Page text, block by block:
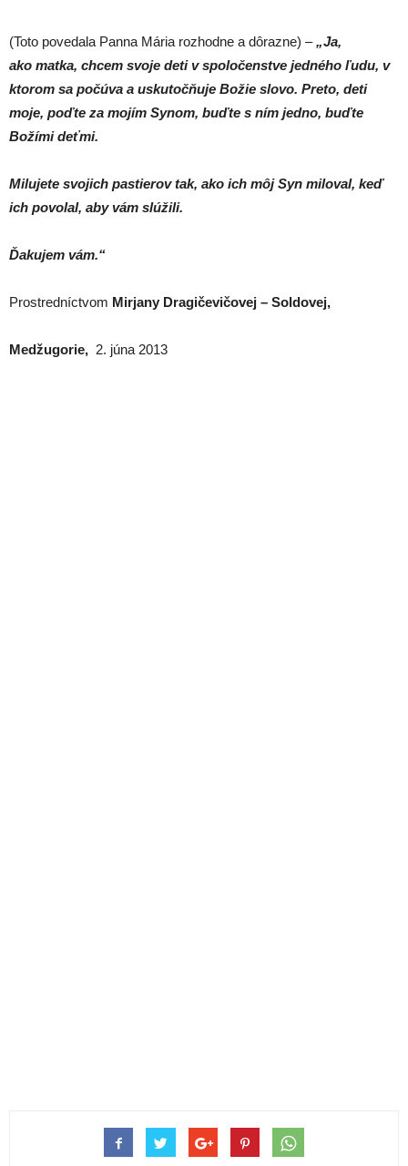
(Toto povedala Panna Mária rozhodne a dôrazne) –„Ja,
ako matka, chcem svoje deti v spoločenstve jedného ľudu, v
ktorom sa počúva a uskutočňuje Božie slovo. Preto, deti
moje, poďte za mojím Synom, buďte s ním jedno, buďte
Božími deťmi.
Milujete svojich pastierov tak, ako ich môj Syn miloval, keď
ich povolal, aby vám slúžili.
Ďakujem vám.“
Prostredníctvom Mirjany Dragičevičovej – Soldovej,
Medžugorie, 2. júna 2013